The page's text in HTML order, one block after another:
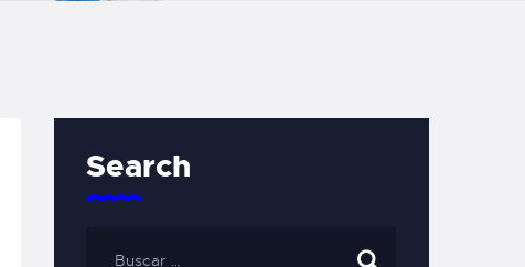
Search